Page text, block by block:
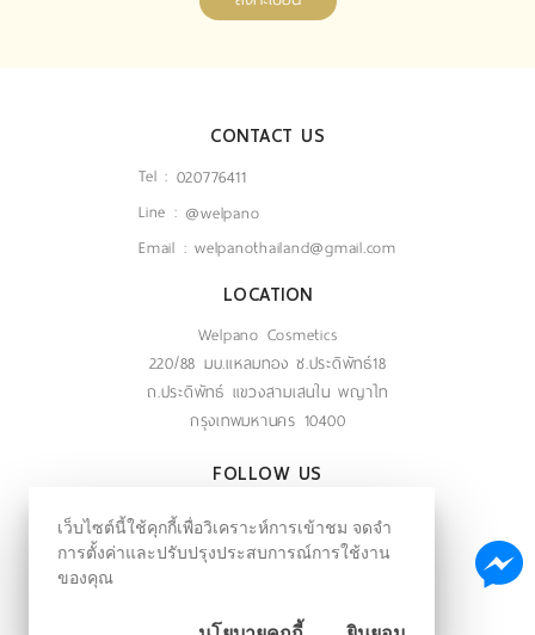
CONTACT US
Tel : 020776411
Line : @welpano
Email :welpanothailand@gmail.com
LOCATION
Welpano Cosmetics
220/88 มบ.แหลมทอง ซ.ประดิพัทธ์18
ถ.ประดิพัทธ์ แขวงสามเสนใน พญาไท
กรุงเทพมหานคร 10400
FOLLOW US
ติดตามข่าวสารผ่านสังคมออนไลน์
เว็บไซต์นี้ใช้คุกกี้เพื่อวิเคราะห์การเข้าชม จดจำ
การตั้งค่าและปรับปรุงประสบการณ์การใช้งาน
ของคุณ